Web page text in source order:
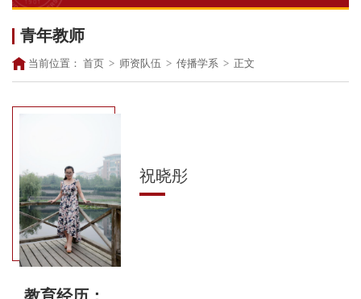
青年教师
当前位置： 首页 > 师资队伍 > 传播学系 > 正文
祝晓彤